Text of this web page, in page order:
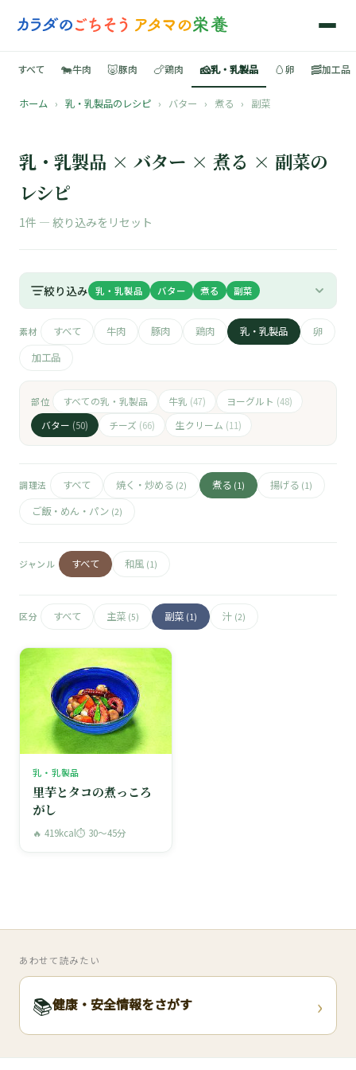
📚
🐷
🧀
🥚
🥓
すべて 🐄牛肉 🐷豚肉 🍗鶏肉 🧀乳・乳製品 🥚卵 🥓加工品
ホーム › 乳・乳製品のレシピ › バター › 煮る › 副菜
乳・乳製品 × バター × 煮る × 副菜の
レシピ
1件 — 絞り込みをリセット
絞り込み 乳・乳製品 バター 煮る 副菜
素材 すべて 牛肉 豚肉 鶏肉 乳・乳製品
卵
加工品
部位 すべての乳・乳製品 牛乳 (47) ヨーグルト (48)
バター (50) チーズ (66) 生クリーム (11)
調理法 すべて 焼く・炒める (2) 煮る (1) 揚げる (1)
ご飯・めん・パン (2)
ジャンル すべて 和風 (1)
区分 すべて 主菜 (5) 副菜 (1) 汁 (2)
乳・乳製品
里芋とタコの煮っころ
がし
🔥 419kcal⏱ 30〜45分
あわせて読みたい
📚健康・安全情報をさがす ›